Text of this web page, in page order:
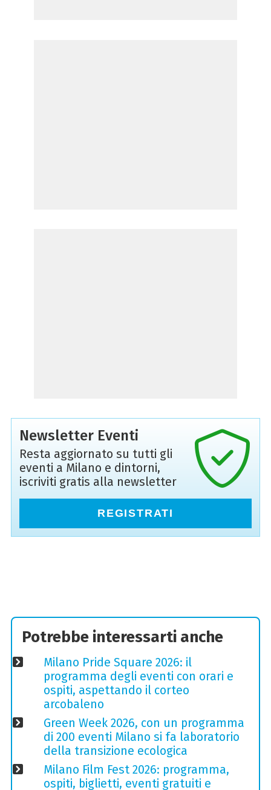
Newsletter Eventi
Resta aggiornato su tutti gli
eventi a Milano e dintorni,
iscriviti gratis alla newsletter
REGISTRATI
Potrebbe interessarti anche
Milano Pride Square 2026: il
programma degli eventi con orari e
ospiti, aspettando il corteo
arcobaleno
Green Week 2026, con un programma
di 200 eventi Milano si fa laboratorio
della transizione ecologica
Milano Film Fest 2026: programma,
ospiti, biglietti, eventi gratuiti e